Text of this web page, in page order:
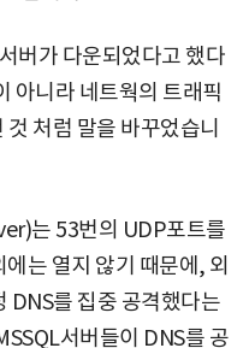
버가 다운되었다고 했다
아니라 네트웍의 트래픽
처럼 말을 바꾸었습니
는 53번의 UDP포트를
는 열지 않기 때문에, 외
DNS를 집중 공격했다는
서버들이 DNS를 공